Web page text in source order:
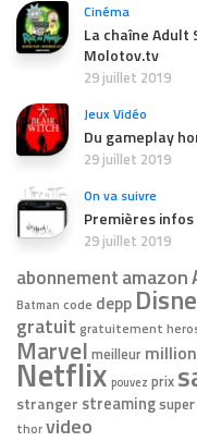
Cinéma
La chaîne Adult
Molotov.tv
29 juillet 2019
Jeux Vidéo
Du gameplay
29 juillet 2019
On va suivre
Premières
29 juillet 2019
abonnementamazon
Batman code depp
gratuit gratuitement
Marvel meilleur
Netflixpouvez prix
stranger streamingsuper
thorvideo